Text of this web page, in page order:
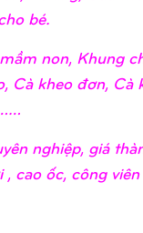
bé.
non, Khung
Cà kheo đơn,
nghiệp, giá
cao ốc, công